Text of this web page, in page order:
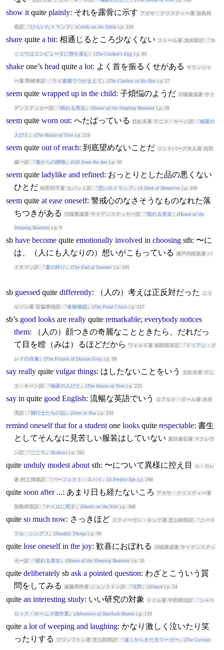
show it quite plainly: それを露骨に示す アガサ・クリスティー著 加島祥
造訳 『ひらいたトランプ』(Cards on the Table) p. 218
share quite a bit: 相通じるところ少なくない ストール著 池央耿訳 『 カ
ッコウはコンピュータに卵を産む』(The Cuckoo's Egg) p. 81
shakeone’s head quite a lot: よく首を振るくせがある サリンジャ
ー著 野崎孝訳 『 ライ麦畑でつかまえて 』(The Catcher in the Rye) p. 17
seem quite wrapped up in the child: 子煩悩のようだ 川端康成著 サイ
デンステッカー訳 『 眠れる美女』(House of the Sleeping Beauties) p. 56
seem quite worn out: へたばっている 北杜夫著 デニス・キーン訳 『楡家の
人びと 』(The House of Nire) p. 216
seem quite out of reach: 到底望めないことだ リンドバーグ夫人著 吉田
健一訳 『海からの贈物』(Gift from the Sea) p. 45
seem quite ladylike and refined: おっとりとした品の悪くない
ひとだ 向田邦子著 カバット訳 『思い出トランプ』(A Deck of Memories) p. 196
seem quite at ease oneself: 警戒心のなさそうなものなれた落
ちつきがある
川端康成著 サイデンステッカー訳 『 眠れる美女』(House of the
Sleeping Beauties) p. 9
sb have become quite emotionally involved in choosingsth: 〜に
は、（人にも人なりの）想いがこもっている 瀬戸内晴美著 バ
イチマン訳 『夏の終り 』(The End of Summer) p. 195
sb guessed quite differently: （人の）考えは正反対だった ニコ
ルソン著 宮脇孝雄訳 『食物連鎖 』(The Food Chain) p. 117
sb’s good looks are really quite remarkable; everybody notices
them: （人の）顔つきの奇麗なことときたら、だれだっ
て目を瞠（みは）るほどだから
ワイルド著 福田恆存訳 『 ドリアン・グ
レイの肖像』(The Picture of Dorian Gray) p. 99
say really quite vulgar things: はしたないことをいう 北杜夫著 デニ
ス・キーン訳 『楡家の人びと 』(The House of Nire) p. 223
say in quite good English: 流暢な英語でいう ロアルド・ダール著 永井
淳訳 『飛行士たちの話』(Over to You) p. 159
remind oneself that for a studentone looks quite respectable: 書生
としてそんなに見苦しい服装はしていない 夏目漱石著 マクレラ
ン訳 『 こころ 』(Kokoro) p. 165
quite unduly modest aboutsth: 〜について異様に控え目 ル・カレ
著 村上博基訳 『パーフェクト・スパイ 』(A Perfect Spy) p. 248
quite soon after...: あまり日も経たないころ アガサ・クリスティー著
加島祥造訳 『ナイルに死す』(Death on the Nile) p. 368
quite so much now: さっきほど スティーヴン・キング著 芝山幹郎訳 『 ニード
フル・シングス 』(Needful Things) p. 90
quite lose oneself in the joy: 歓喜におぼれる 川端康成著 サイデンステッ
カー訳 『 眠れる美女』(House of the Sleeping Beauties) p. 26
quite deliberatelysb ask a pointed question: わざとこういう質
問をしてみる 遠藤周作著 ジョンストン訳 『沈黙』(Silence) p. 54
quite an interesting study: いい研究の対象 ドイル著 中田耕治訳 『 シャー
ロック・ホームズ傑作選 』(Adventure of Sherlock Homes) p. 110
quite a lot of weeping and laughing: かなり激しく泣いたり笑
ったりする
プリンプトン著 芝山幹郎訳 『遠くからきた大リーガー 』(The Curious